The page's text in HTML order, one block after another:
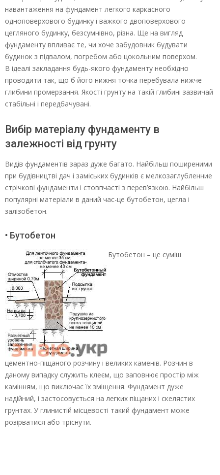
навантаження на фундамент легкого каркасного
одноповерхового будинку і важкого двоповерхового
цегляного будинку, безсумнівно, різна. Ще на вигляд
фундаменту впливає те, чи хоче забудовник будувати
будинок з підвалом, погребом або цокольним поверхом.
В ідеалі закладання будь-якого фундаменту необхідно
проводити так, що б його нижня точка перебувала нижче
глибини промерзання. Якості грунту на такій глибині зазвичай
стабільні і передбачувані.
Вибір матеріалу фундаменту в
залежності від грунту
Видів фундаментів зараз дуже багато. Найбільш поширеними
при будівництві дач і заміських будинків є мелкозаглубленние
стрічкові фундаменти і стовпчасті з перев’язкою. Найбільш
популярні матеріали в даний час-це бутобетон, цегла і
залізобетон.
• Бутобетон
Бутобетон – це суміш
цементно-піщаного розчину і великих каменів. Розчин в
даному випадку служить клеєм, що заповнює простір між
камінням, що виключає їх зміщення. Фундамент дуже
надійний, і застосовується на легких піщаних і скелястих
грунтах. У глинистій місцевості такий фундамент може
розірватися або тріснути.